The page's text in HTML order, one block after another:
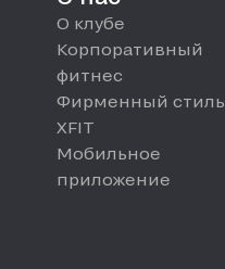
О клубе
Корпоративный
фитнес
Фирменный стиль
XFIT
Мобильное
приложение